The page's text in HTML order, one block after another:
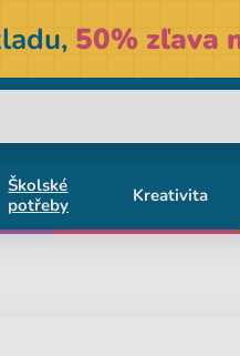
50% zľava
Školské
potřeby
Kreativita